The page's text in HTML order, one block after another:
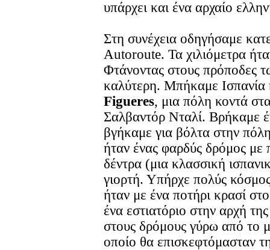
υπάρχει και ένα αρχαίο
Στη συνέχεια οδηγήσαμε
Autoroute. Τα χιλιόμετρα
Φτάνοντας στους πρόποδες
καλύτερη. Μπήκαμε Ισπανία
Figueres, μια πόλη κοντά
Σαλβαντόρ Νταλί. Βρήκαμε
βγήκαμε για βόλτα στην
ήταν ένας φαρδύς δρόμος
δέντρα (μια κλασσική
γιορτή. Υπήρχε πολύς
ήταν με ένα ποτήρι κρασί
ένα εστιατόριο στην αρχή
στους δρόμους γύρω από το
οποίο θα επισκεφτόμασταν